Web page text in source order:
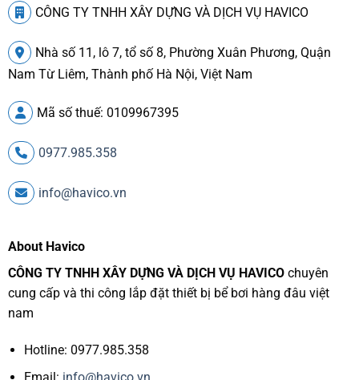
CÔNG TY TNHH XÂY DỰNG VÀ DỊCH VỤ HAVICO
Nhà số 11, lô 7, tổ số 8, Phường Xuân Phương, Quận
Nam Từ Liêm, Thành phố Hà Nội, Việt Nam
Mã số thuế: 0109967395
0977.985.358
info@havico.vn
About Havico
CÔNG TY TNHH XÂY DỰNG VÀ DỊCH VỤ HAVICO chuyên
cung cấp và thi công lắp đặt thiết bị bể bơi hàng đâu việt
nam
Hotline: 0977.985.358